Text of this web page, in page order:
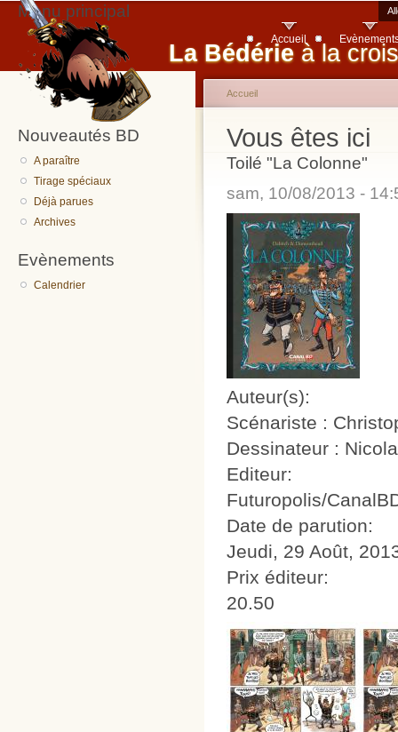
La Bédérie à la
Menu principal
Accueil
Nouveautés BD
A paraître
Tirage spéciaux
Déjà parues
Archives
Evènements
Calendrier
Vous êtes ici
Accueil
Toilé "La Colonne"
sam, 10/08/2013 -
Auteur(s):
Scénariste :
Dessinateur :
Editeur:
Futuropolis/
Date de parution:
Jeudi, 29 Août,
Prix éditeur:
20.50